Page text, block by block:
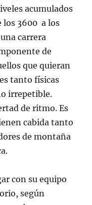
acumulados
los 3600 a los
carrera
de
que quieran
tanto físicas
irrepetible.
de ritmo. Es
cabida tanto
de montaña
con su equipo
según